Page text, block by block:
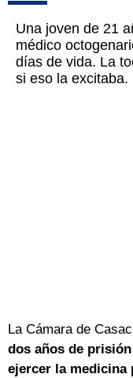
Una joven de 21
médico
días de vida. La
si eso la excitaba.
La Cámara de
dos años de
ejercer la medicina